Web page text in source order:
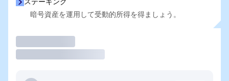
ステーキング
暗号資産を運用して受動的所得を得ましょう。